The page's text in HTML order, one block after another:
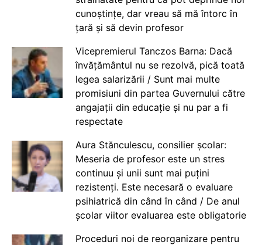
cunoștințe, dar vreau să mă întorc în
țară și să devin profesor
Vicepremierul Tanczos Barna: Dacă
învățământul nu se rezolvă, pică toată
legea salarizării / Sunt mai multe
promisiuni din partea Guvernului către
angajații din educație și nu par a fi
respectate
Aura Stănculescu, consilier școlar:
Meseria de profesor este un stres
continuu și unii sunt mai puțini
rezistenți. Este necesară o evaluare
psihiatrică din când în când / De anul
școlar viitor evaluarea este obligatorie
Proceduri noi de reorganizare pentru